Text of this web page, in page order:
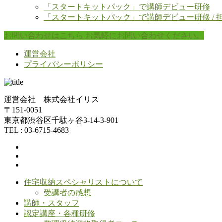
「スタートキットパック」で講師デビュー研修
「スタートキットパック」で講師デビュー研修 /
お問い合わせはこちら お気軽にお問い合わせください。
運営会社
プライバシーポリシー
運営会社 株式会社イリス
〒151-0051
東京都渋谷区千駄ヶ谷3-14-3-901
TEL : 03-6715-4683
住宅収納スペシャリストについて
受講者の感想
講師・スタッフ
認定講座・各種研修